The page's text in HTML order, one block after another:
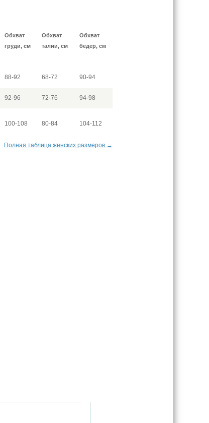
Обхват
груди, см
Обхват
талии, см
Обхват
бедер, см
88-92 68-72 90-94
92-96 72-76 94-98
100-108 80-84 104-112
Полная таблица женских размеров →